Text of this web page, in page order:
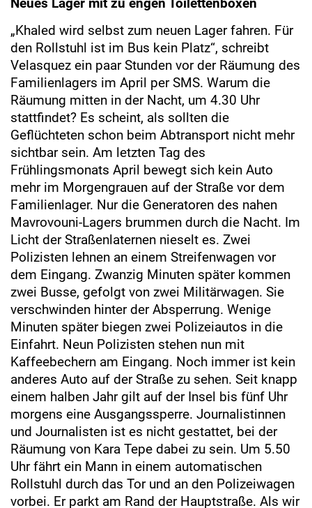
Neues Lager mit zu engen Toilettenboxen
„Khaled wird selbst zum neuen Lager fahren. Für
den Rollstuhl ist im Bus kein Platz“, schreibt
Velasquez ein paar Stunden vor der Räumung des
Familienlagers im April per SMS. Warum die
Räumung mitten in der Nacht, um 4.30 Uhr
stattfindet? Es scheint, als sollten die
Geflüchteten schon beim Abtransport nicht mehr
sichtbar sein. Am letzten Tag des
Frühlingsmonats April bewegt sich kein Auto
mehr im Morgengrauen auf der Straße vor dem
Familienlager. Nur die Generatoren des nahen
Mavrovouni-Lagers brummen durch die Nacht. Im
Licht der Straßenlaternen nieselt es. Zwei
Polizisten lehnen an einem Streifenwagen vor
dem Eingang. Zwanzig Minuten später kommen
zwei Busse, gefolgt von zwei Militärwagen. Sie
verschwinden hinter der Absperrung. Wenige
Minuten später biegen zwei Polizeiautos in die
Einfahrt. Neun Polizisten stehen nun mit
Kaffeebechern am Eingang. Noch immer ist kein
anderes Auto auf der Straße zu sehen. Seit knapp
einem halben Jahr gilt auf der Insel bis fünf Uhr
morgens eine Ausgangssperre. Journalistinnen
und Journalisten ist es nicht gestattet, bei der
Räumung von Kara Tepe dabei zu sein. Um 5.50
Uhr fährt ein Mann in einem automatischen
Rollstuhl durch das Tor und an den Polizeiwagen
vorbei. Er parkt am Rand der Hauptstraße. Als wir